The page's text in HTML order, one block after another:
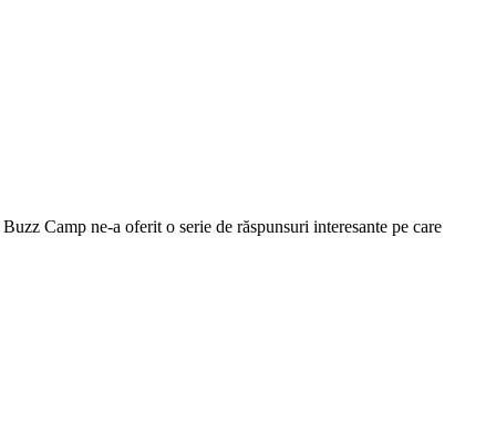
Camp ne-a oferit o serie de răspunsuri interesante pe care